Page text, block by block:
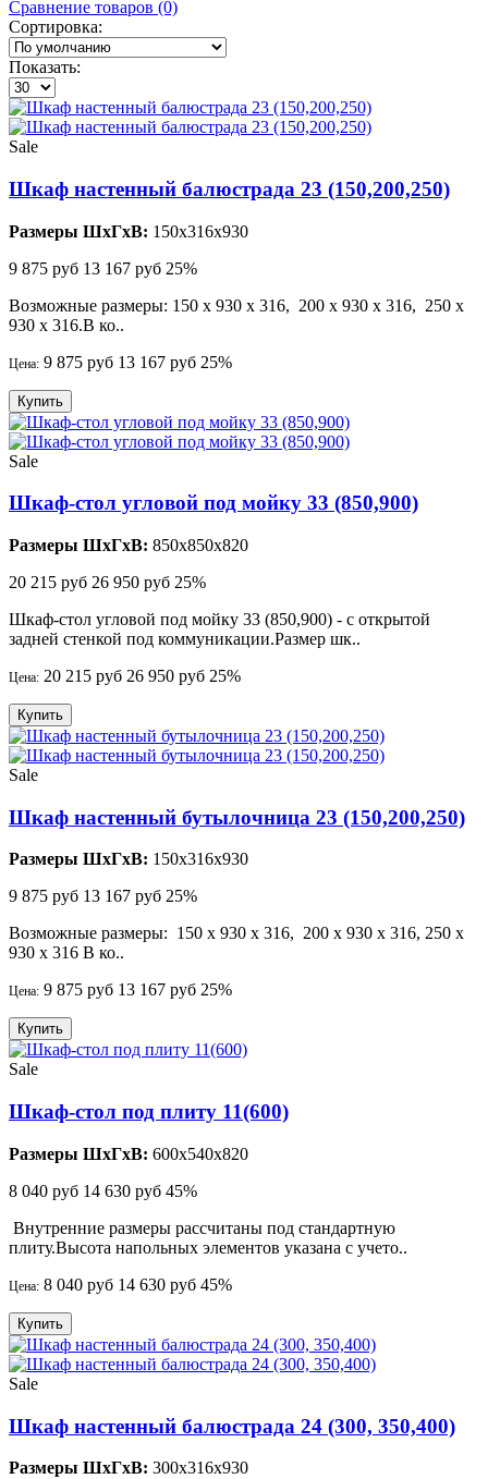
Сравнение товаров (0)
Сортировка:
Показать:
Sale
Шкаф настенный балюстрада 23 (150,200,250)
Размеры ШхГхВ: 150x316x930
9 875 руб 13 167 руб 25%
Возможные размеры: 150 х 930 х 316, 200 х 930 х 316, 250 х
930 х 316.В ко..
Цена: 9 875 руб 13 167 руб 25%
Купить
Sale
Шкаф-стол угловой под мойку 33 (850,900)
Размеры ШхГхВ: 850x850x820
20 215 руб 26 950 руб 25%
Шкаф-стол угловой под мойку 33 (850,900) - с открытой
задней стенкой под коммуникации.Размер шк..
Цена: 20 215 руб 26 950 руб 25%
Купить
Sale
Шкаф настенный бутылочница 23 (150,200,250)
Размеры ШхГхВ: 150x316x930
9 875 руб 13 167 руб 25%
Возможные размеры: 150 х 930 х 316, 200 х 930 х 316, 250 х
930 х 316 В ко..
Цена: 9 875 руб 13 167 руб 25%
Купить
Sale
Шкаф-стол под плиту 11(600)
Размеры ШхГхВ: 600x540x820
8 040 руб 14 630 руб 45%
Внутренние размеры рассчитаны под стандартную
плиту.Высота напольных элементов указана с учето..
Цена: 8 040 руб 14 630 руб 45%
Купить
Sale
Шкаф настенный балюстрада 24 (300, 350,400)
Размеры ШхГхВ: 300x316x930